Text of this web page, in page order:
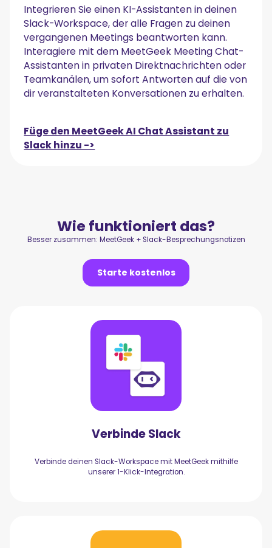
Integrieren Sie einen KI-Assistanten in deinen
Slack-Workspace, der alle Fragen zu deinen
vergangenen Meetings beantworten kann.
Interagiere mit dem MeetGeek Meeting Chat-
Assistanten in privaten Direktnachrichten oder
Teamkanälen, um sofort Antworten auf die von
dir veranstalteten Konversationen zu erhalten.
Füge den MeetGeek AI Chat Assistant zu
Slack hinzu ->
Wie funktioniert das?
Besser zusammen: MeetGeek + Slack-Besprechungsnotizen
Starte kostenlos
Verbinde Slack
Verbinde deinen Slack-Workspace mit MeetGeek mithilfe
unserer 1-Klick-Integration.